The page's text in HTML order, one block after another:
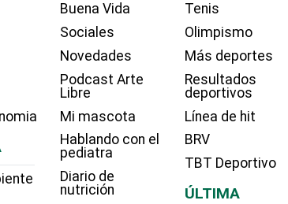
Buena Vida
Sociales
Novedades
Podcast Arte
Libre
Mi mascota
Hablando con el
pediatra
Diario de
nutrición
Tenis
Olimpismo
Más deportes
Resultados
deportivos
Línea de hit
BRV
TBT Deportivo
ÚLTIMA